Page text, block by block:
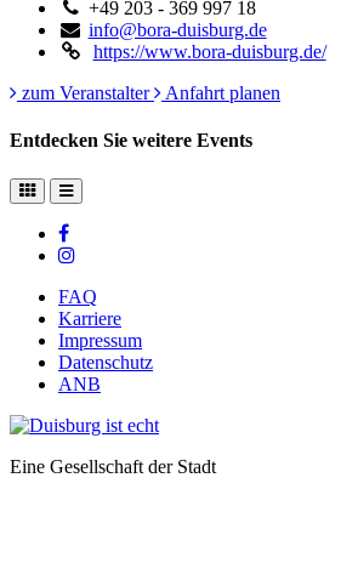
+49 203 - 369 997 18
info@bora-duisburg.de
https://www.bora-duisburg.de/
zum Veranstalter
Anfahrt planen
Entdecken Sie weitere Events
FAQ
Karriere
Impressum
Datenschutz
ANB
Eine Gesellschaft der Stadt